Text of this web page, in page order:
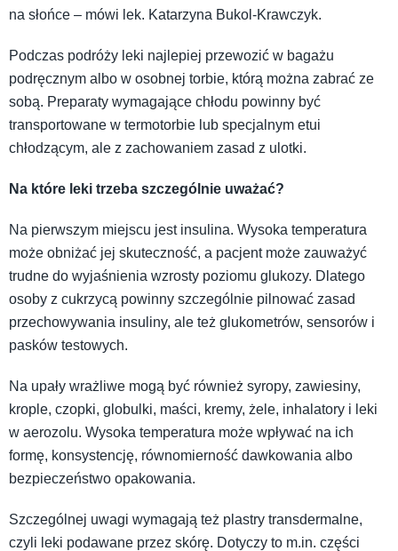
na słońce – mówi lek. Katarzyna Bukol-Krawczyk.
Podczas podróży leki najlepiej przewozić w bagażu
podręcznym albo w osobnej torbie, którą można zabrać ze
sobą. Preparaty wymagające chłodu powinny być
transportowane w termotorbie lub specjalnym etui
chłodzącym, ale z zachowaniem zasad z ulotki.
Na które leki trzeba szczególnie uważać?
Na pierwszym miejscu jest insulina. Wysoka temperatura
może obniżać jej skuteczność, a pacjent może zauważyć
trudne do wyjaśnienia wzrosty poziomu glukozy. Dlatego
osoby z cukrzycą powinny szczególnie pilnować zasad
przechowywania insuliny, ale też glukometrów, sensorów i
pasków testowych.
Na upały wrażliwe mogą być również syropy, zawiesiny,
krople, czopki, globulki, maści, kremy, żele, inhalatory i leki
w aerozolu. Wysoka temperatura może wpływać na ich
formę, konsystencję, równomierność dawkowania albo
bezpieczeństwo opakowania.
Szczególnej uwagi wymagają też plastry transdermalne,
czyli leki podawane przez skórę. Dotyczy to m.in. części